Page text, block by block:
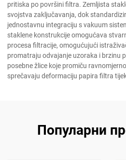
pritiska po površini filtra. Zemljista
svojstva zaključavanja, dok
jednostavnu integraciju s vakuum
staklene konstrukcije omogućava
procesa filtracije, omogućujući
promatraju odvajanje uzoraka i brzinu
posebne žlice koje promiču
sprečavaju deformaciju papira filtra
Популарни